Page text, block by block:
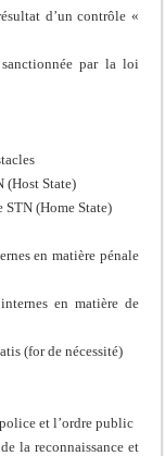
d’un contrôle «
par la loi
(Host State)
STN (Home State)
en matière pénale
en matière de
(for de nécessité)
et l’ordre public
la reconnaissance et